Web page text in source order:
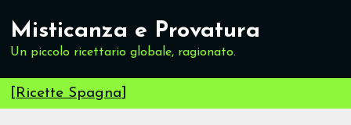
Misticanza e Provatura
Un piccolo ricettario globale, ragionato.
[Ricette Spagna]